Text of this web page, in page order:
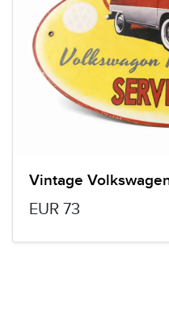
Vintage
EUR 73